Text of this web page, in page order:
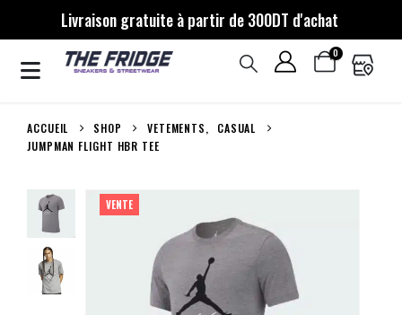
Livraison gratuite à partir de 300DT d'achat
0
ACCUEIL SHOP VETEMENTS,
CASUAL
JUMPMAN FLIGHT HBR TEE
VENTE